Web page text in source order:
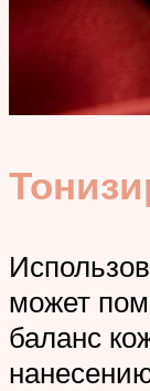
может
баланс